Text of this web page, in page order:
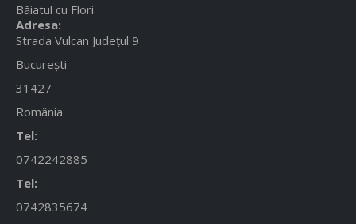
Băiatul cu Flori
Adresa:
Strada Vulcan Județul 9
București
31427
România
Tel:
0742242885
Tel:
0742835674